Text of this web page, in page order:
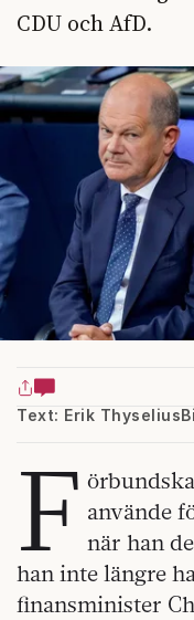
CDU och AfD.
Text: Erik Thyselius
F använde
när han
han inte längre
finansminister